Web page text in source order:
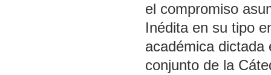
el compromiso
Inédita en su tipo
académica dictada
conjunto de la